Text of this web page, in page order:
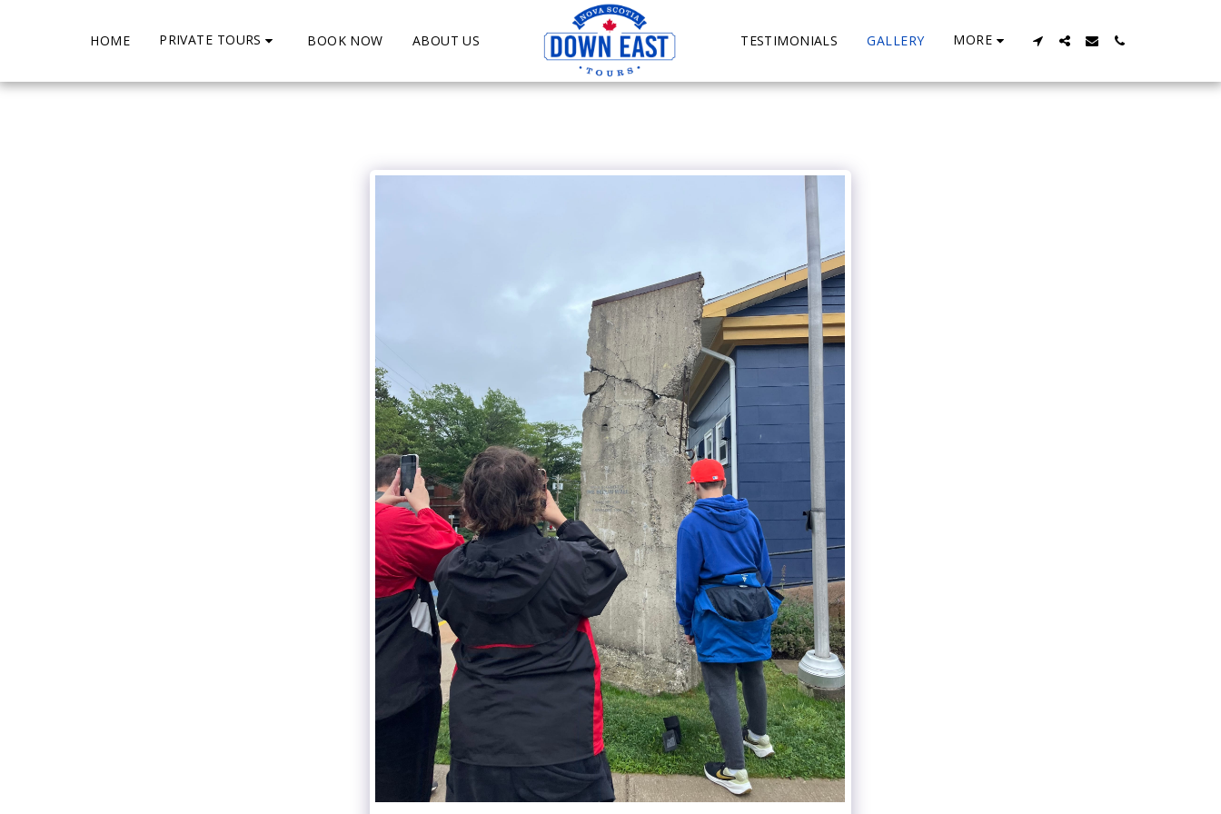
HOME PRIVATE TOURS BOOK NOW ABOUT US TESTIMONIALS GALLERY MORE